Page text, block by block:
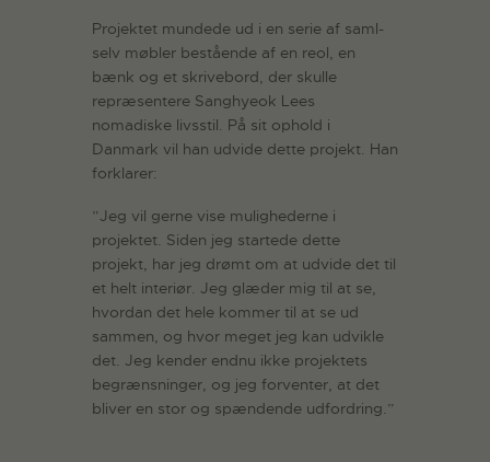
Projektet mundede ud i en serie af saml-
selv møbler bestående af en reol, en
bænk og et skrivebord, der skulle
repræsentere Sanghyeok Lees
nomadiske livsstil. På sit ophold i
Danmark vil han udvide dette projekt. Han
forklarer:
”Jeg vil gerne vise mulighederne i
projektet. Siden jeg startede dette
projekt, har jeg drømt om at udvide det til
et helt interiør. Jeg glæder mig til at se,
hvordan det hele kommer til at se ud
sammen, og hvor meget jeg kan udvikle
det. Jeg kender endnu ikke projektets
begrænsninger, og jeg forventer, at det
bliver en stor og spændende udfordring.”